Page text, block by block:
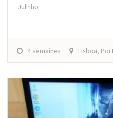
Julinho
4 semaines Lisboa,